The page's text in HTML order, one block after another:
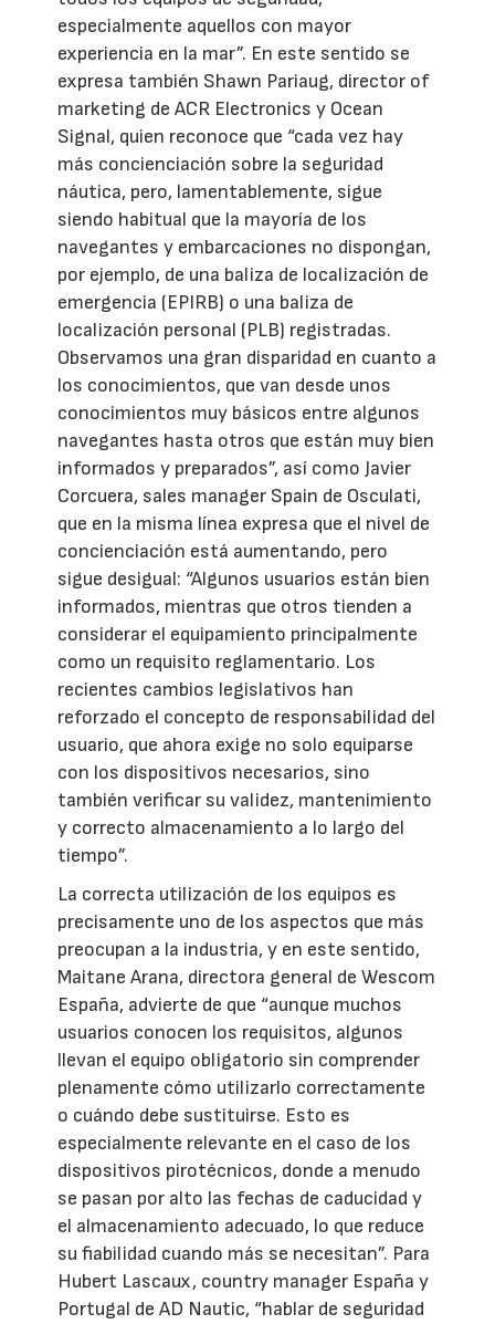
especialmente aquellos con mayor
experiencia en la mar”. En este sentido se
expresa también Shawn Pariaug, director of
marketing de ACR Electronics y Ocean
Signal, quien reconoce que “cada vez hay
más concienciación sobre la seguridad
náutica, pero, lamentablemente, sigue
siendo habitual que la mayoría de los
navegantes y embarcaciones no dispongan,
por ejemplo, de una baliza de localización de
emergencia (EPIRB) o una baliza de
localización personal (PLB) registradas.
Observamos una gran disparidad en cuanto a
los conocimientos, que van desde unos
conocimientos muy básicos entre algunos
navegantes hasta otros que están muy bien
informados y preparados”, así como Javier
Corcuera, sales manager Spain de Osculati,
que en la misma línea expresa que el nivel de
concienciación está aumentando, pero
sigue desigual: “Algunos usuarios están bien
informados, mientras que otros tienden a
considerar el equipamiento principalmente
como un requisito reglamentario. Los
recientes cambios legislativos han
reforzado el concepto de responsabilidad del
usuario, que ahora exige no solo equiparse
con los dispositivos necesarios, sino
también verificar su validez, mantenimiento
y correcto almacenamiento a lo largo del
tiempo”.
La correcta utilización de los equipos es
precisamente uno de los aspectos que más
preocupan a la industria, y en este sentido,
Maitane Arana, directora general de Wescom
España, advierte de que “aunque muchos
usuarios conocen los requisitos, algunos
llevan el equipo obligatorio sin comprender
plenamente cómo utilizarlo correctamente
o cuándo debe sustituirse. Esto es
especialmente relevante en el caso de los
dispositivos pirotécnicos, donde a menudo
se pasan por alto las fechas de caducidad y
el almacenamiento adecuado, lo que reduce
su fiabilidad cuando más se necesitan”. Para
Hubert Lascaux, country manager España y
Portugal de AD Nautic, “hablar de seguridad